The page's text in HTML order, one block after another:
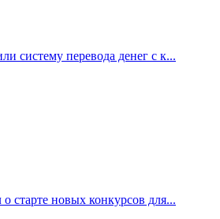
систему перевода денег с к...
старте новых конкурсов для...